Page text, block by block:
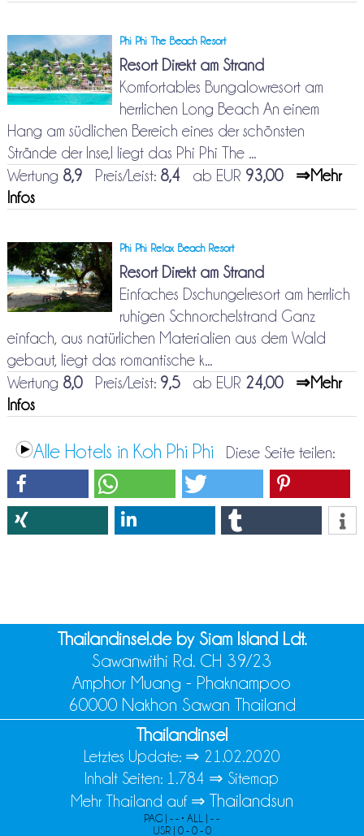
Phi Phi The Beach Resort
Resort Direkt am Strand
Komfortables Bungalowresort am
herrlichen Long Beach An einem
Hang am südlichen Bereich eines der schönsten
Strände der Inse,l liegt das Phi Phi The ...
Wertung 8,9 Preis/Leist: 8,4ab EUR 93,00
⇒Mehr
Infos
Phi Phi Relax Beach Resort
Resort Direkt am Strand
Einfaches Dschungelresort am herrlich
ruhigen Schnorchelstrand Ganz
einfach, aus natürlichen Materialien aus dem Wald
gebaut, liegt das romantische k...
Wertung 8,0Preis/Leist: 9,5ab EUR 24,00
⇒Mehr
Infos
Alle Hotels in Koh Phi Phi Diese Seite teilen:
Thailandinsel.de by Siam Island Ldt.
Sawanwithi Rd. CH 39/23
Amphor Muang - Phaknampoo
60000 Nakhon Sawan Thailand
Thailandinsel
Letztes Update: ⇒ 21.02.2020
Inhalt Seiten: 1.784 ⇒ Sitemap
Mehr Thailand auf ⇒ Thailandsun
PAG | - - • ALL | - -
USR | 0 - 0 - 0